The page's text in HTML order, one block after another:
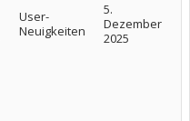
User-
Neuigkeiten
5.
Dezember
2025